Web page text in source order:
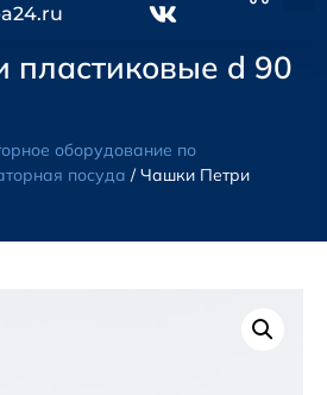
пластиковые d 90
оборудование по
посуда / Чашки Петри